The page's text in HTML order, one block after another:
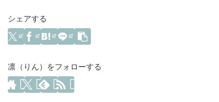
シェアする
凛（りん）をフォローする